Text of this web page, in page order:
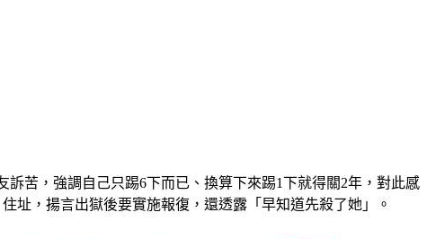
苦，強調自己只踢6下而已、換算下來踢1下就得關2年，對此感
址，揚言出獄後要實施報復，還透露「早知道先殺了她」。